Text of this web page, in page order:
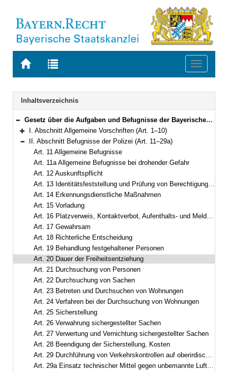
Zur
BAYERN.RECHT
Zur
letzten
Suche
Toggle
Navigation
Inhaltsverzeichnis
Bereich reduzieren
Gesetz über die Aufgaben und Befugnisse der Bayerischen Polizei (Polizeiaufgabengesetz – PAG) in der Fassung der Bekanntmachung vom 14. September 1990 (GVBl. S. 397) BayRS 2012-1-1-I (Art. 1–102)
Bereich erweitern
I. Abschnitt Allgemeine Vorschriften (Art. 1–10)
Bereich reduzieren
II. Abschnitt Befugnisse der Polizei (Art. 11–29a)
Art. 11 Allgemeine Befugnisse
Art. 11a Allgemeine Befugnisse bei drohender Gefahr
Art. 12 Auskunftspflicht
Art. 13 Identitätsfeststellung und Prüfung von Berechtigungsscheinen
Art. 14 Erkennungsdienstliche Maßnahmen
Art. 15 Vorladung
Art. 16 Platzverweis, Kontaktverbot, Aufenthalts- und Meldeanordnung
Art. 17 Gewahrsam
Art. 18 Richterliche Entscheidung
Art. 19 Behandlung festgehaltener Personen
Art. 20 Dauer der Freiheitsentziehung
Art. 21 Durchsuchung von Personen
Art. 22 Durchsuchung von Sachen
Art. 23 Betreten und Durchsuchen von Wohnungen
Art. 24 Verfahren bei der Durchsuchung von Wohnungen
Art. 25 Sicherstellung
Art. 26 Verwahrung sichergestellter Sachen
Art. 27 Verwertung und Vernichtung sichergestellter Sachen
Art. 28 Beendigung der Sicherstellung, Kosten
Art. 29 Durchführung von Verkehrskontrollen auf oberirdischen Gewässern
Art. 29a Einsatz technischer Mittel gegen unbemannte Luftfahrtsysteme oder Fahrzeugsysteme